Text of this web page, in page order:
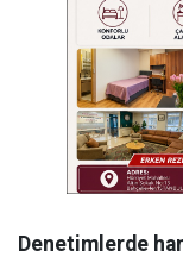
Denetimlerde